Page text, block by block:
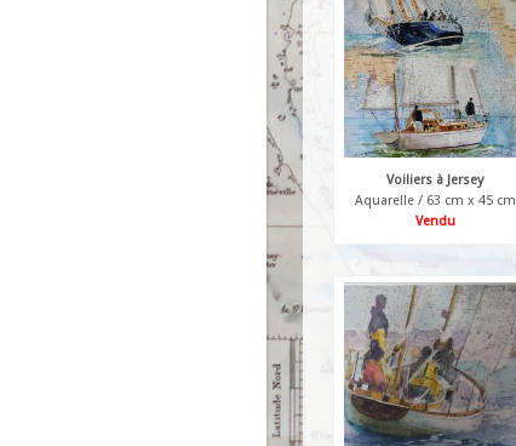
Voiliers à Jersey
Aquarelle / 63 cm x 45 cm
Vendu